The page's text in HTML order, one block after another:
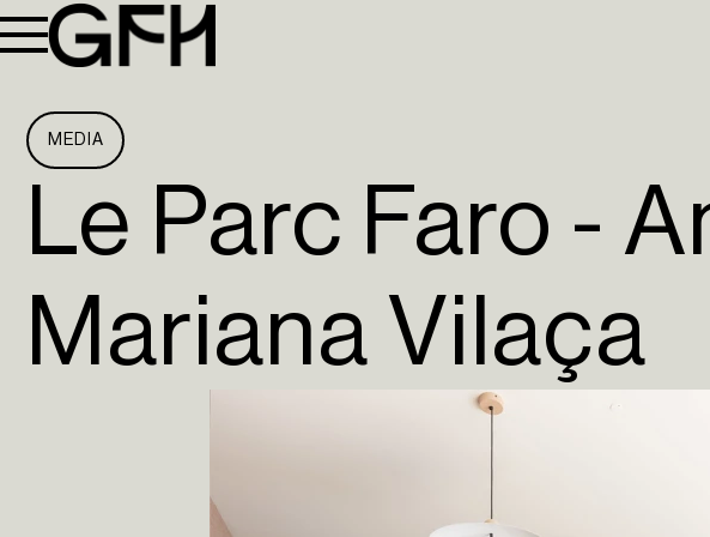
MEDIA
Le Parc Faro -
Mariana Vilaça